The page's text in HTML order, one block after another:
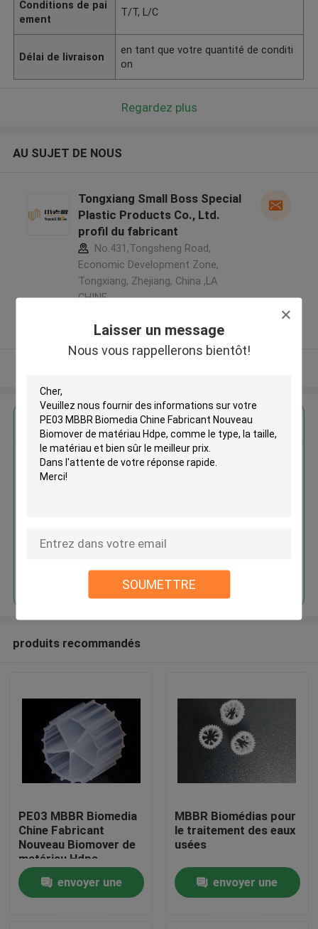
Laisser un message
Nous vous rappellerons bientôt!
SOUMETTRE
Maison
Produits
Conditions de pai
ement
T/T, L/C
Délai de livraison
en tant que votre quantité de conditi
on
Regardez plus
AU SUJET DE NOUS
Tongxiang Small Boss Special
Plastic Products Co., Ltd.
profil du fabricant
No.431,Tongsheng Road,
Economic Development Zone,
Tongxiang, Zhejiang, China ,LA
CHINE
Fournisseur vérifié
PE03 MBBR Biomedia Chine
Continuer
produits recommandés
PE03 MBBR Biomedia
Chine Fabricant
Nouveau Biomover de
matériau Hdpe
envoyer une
MBBR Biomédias pour
le traitement des eaux
usées
envoyer une